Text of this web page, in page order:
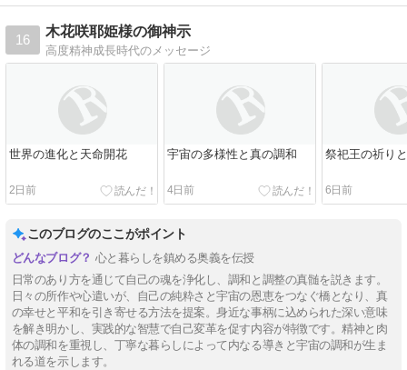
16
木花咲耶姫様の御神示
高度精神成長時代のメッセージ
世界の進化と天命開花
2日前
宇宙の多様性と真の調和
4日前
祭祀王の祈り
6日前
このブログのここがポイント
心と暮らしを鎮める奥義を伝授
日常のあり方を通じて自己の魂を浄化し、調和と調整の真髄を説きます。
日々の所作や心遣いが、自己の純粋さと宇宙の恩恵をつなぐ橋となり、真
の幸せと平和を引き寄せる方法を提案。身近な事柄に込められた深い意味
を解き明かし、実践的な智慧で自己変革を促す内容が特徴です。精神と肉
体の調和を重視し、丁寧な暮らしによって内なる導きと宇宙の調和が生ま
れる道を示します。